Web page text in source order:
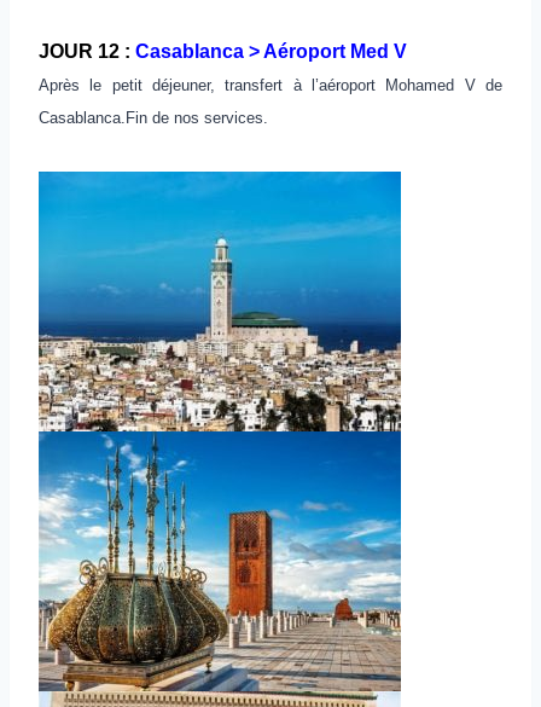
JOUR 12 : Casablanca > Aéroport Med V
Après le petit déjeuner, transfert à l’aéroport Mohamed V de
Casablanca.Fin de nos services.